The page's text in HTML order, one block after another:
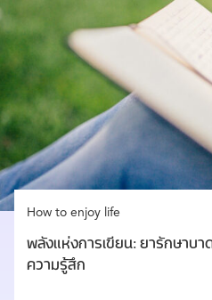
How to enjoy life
พลังแห่งการเขียน: ยารักษาบา
ความรู้สึก